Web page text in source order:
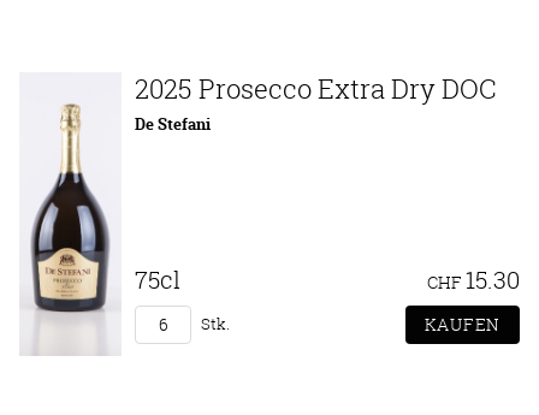
2025 Prosecco Extra Dry DOC
De Stefani
75cl CHF 15.30
Stk.